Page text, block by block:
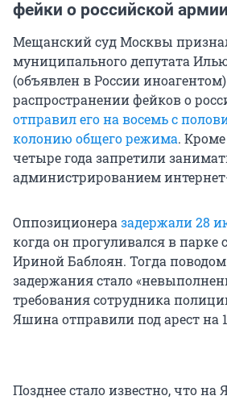
фейки о российской армии
Мещанский суд Москвы
муниципального депутата
(объявлен в России
распространении фейков о
отправил его на восемь с
колонию общего режима.
четыре года запретили
администрированием
Оппозиционеразадержали 28
когда он прогуливался в парке
Ириной Баблоян. Тогда поводом
задержания стало
требования сотрудника
Яшина отправили под арест на
Позднее стало известно, что